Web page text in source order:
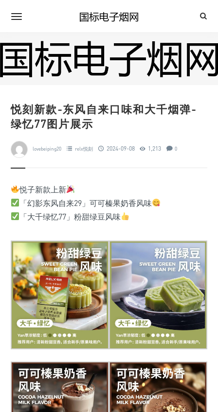
悦刻新款-东风自来口味和大千烟弹-
绿忆77图片展示
lovebeiping20 relx悦刻 2024-09-08 1,213 0
悦子新款上新
「幻影东风自来29」可可榛果奶香风味
「大千绿忆77」粉甜绿豆风味